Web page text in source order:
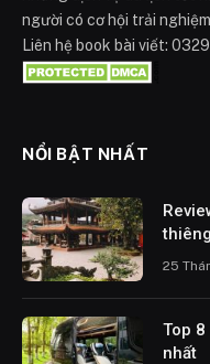
người có cơ hội trải
Liên hệ book bài viết:
NỔI BẬT NHẤT
25
Top
nhất